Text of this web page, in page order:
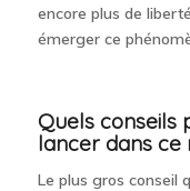
encore plus de
émerger ce
Quels conseils
lancer dans ce
Le plus gros conseil